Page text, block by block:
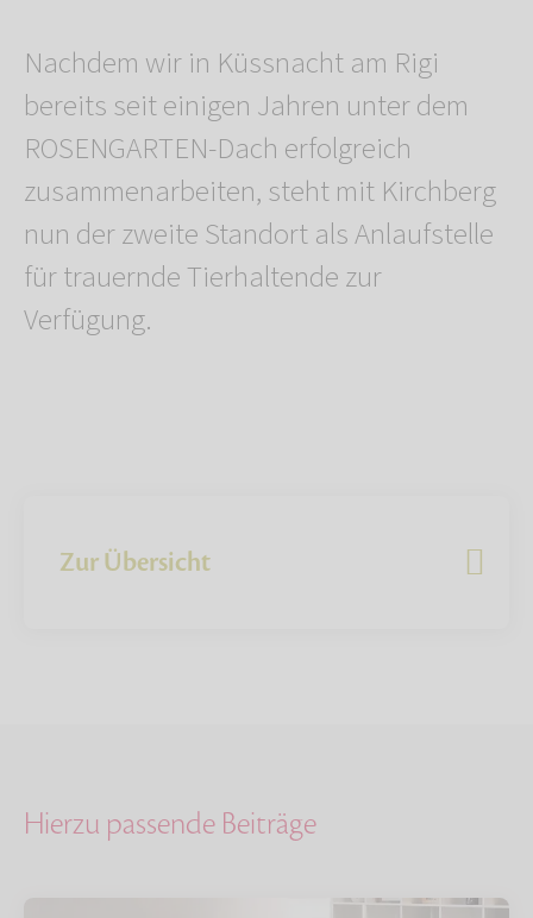
Nachdem wir in Küssnacht am Rigi
bereits seit einigen Jahren unter dem
ROSENGARTEN-Dach erfolgreich
zusammenarbeiten, steht mit Kirchberg
nun der zweite Standort als Anlaufstelle
für trauernde Tierhaltende zur
Verfügung.
Zur Übersicht
Hierzu passende Beiträge